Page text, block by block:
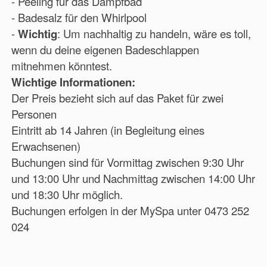
- Badesalz für den Whirlpool
-Wichtig: Um nachhaltig zu handeln, wäre es toll,
wenn du deine eigenen Badeschlappen
mitnehmen könntest.
Wichtige Informationen:
Der Preis bezieht sich auf das Paket für zwei
Personen
Eintritt ab 14 Jahren (in Begleitung eines
Erwachsenen)
Buchungen sind für Vormittag zwischen 9:30 Uhr
und 13:00 Uhr und Nachmittag zwischen 14:00 Uhr
und 18:30 Uhr möglich.
Buchungen erfolgen in der MySpa unter 0473 252
024